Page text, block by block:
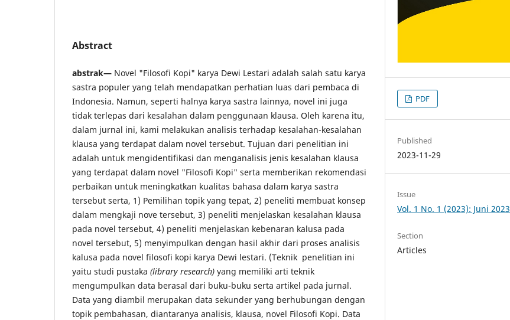
Abstract
abstrak— Novel "Filosofi Kopi" karya Dewi Lestari adalah salah satu karya
sastra populer yang telah mendapatkan perhatian luas dari pembaca di
Indonesia. Namun, seperti halnya karya sastra lainnya, novel ini juga
tidak terlepas dari kesalahan dalam penggunaan klausa. Oleh karena itu,
dalam jurnal ini, kami melakukan analisis terhadap kesalahan-kesalahan
klausa yang terdapat dalam novel tersebut. Tujuan dari penelitian ini
adalah untuk mengidentifikasi dan menganalisis jenis kesalahan klausa
yang terdapat dalam novel "Filosofi Kopi" serta memberikan rekomendasi
perbaikan untuk meningkatkan kualitas bahasa dalam karya sastra
tersebut serta, 1) Pemilihan topik yang tepat, 2) peneliti membuat konsep
dalam mengkaji nove tersebut, 3) peneliti menjelaskan kesalahan klausa
pada novel tersebut, 4) peneliti menjelaskan kebenaran kalusa pada
novel tersebut, 5) menyimpulkan dengan hasil akhir dari proses analisis
kalusa pada novel filosofi kopi karya Dewi lestari. (Teknik penelitian ini
yaitu studi pustaka (library research) yang memiliki arti teknik
mengumpulkan data berasal dari buku-buku serta artikel pada jurnal.
Data yang diambil merupakan data sekunder yang berhubungan dengan
topik pembahasan, diantaranya analisis, klausa, novel Filosofi Kopi. Data
PDF
Published
2023-11-29
Issue
Vol. 1 No. 1 (2023): Juni 2023
Section
Articles